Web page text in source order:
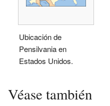
Ubicación de
Pensilvania en
Estados Unidos.
Véase también